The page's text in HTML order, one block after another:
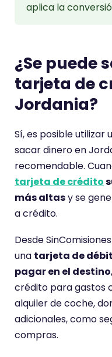
aplica la
¿Se puede
tarjeta de
Jordania?
Sí, es posible
sacar dinero en
recomendable.
tarjeta de crédito
más altasy se
a crédito.
Desde
una tarjeta de
pagar en el destino
crédito para gastos
alquiler de coche,
adicionales, como
compras.